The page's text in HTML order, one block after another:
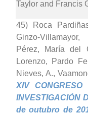
Taylor and Francis
45) Roca
Ginzo-
Pérez, María del
Lorenzo, Pardo
Nieves, A.,
XIV
INVESTIGACIÓN
de outubro de